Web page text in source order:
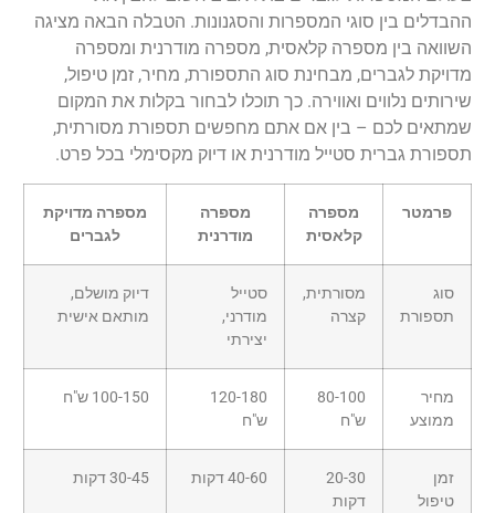
ההבדלים בין סוגי המספרות והסגנונות. הטבלה הבאה מציגה
השוואה בין מספרה קלאסית, מספרה מודרנית ומספרה
מדויקת לגברים, מבחינת סוג התספורת, מחיר, זמן טיפול,
שירותים נלווים ואווירה. כך תוכלו לבחור בקלות את המקום
שמתאים לכם – בין אם אתם מחפשים תספורת מסורתית,
תספורת גברית סטייל מודרנית או דיוק מקסימלי בכל פרט.
פרמטר
מספרה
קלאסית
מספרה
מודרנית
מספרה מדויקת
לגברים
סוג
תספורת
מסורתית,
קצרה
סטייל
מודרני,
יצירתי
דיוק מושלם,
מותאם אישית
מחיר
ממוצע
80-100
ש"ח
120-180
ש"ח
100-150 ש"ח
זמן
טיפול
20-30
דקות
40-60 דקות 30-45 דקות